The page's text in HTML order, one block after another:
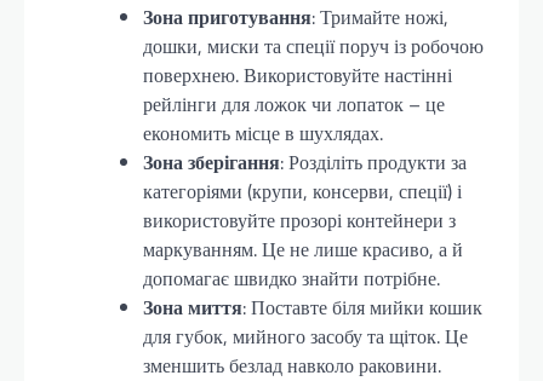
Зона приготування: Тримайте ножі,
дошки, миски та спеції поруч із робочою
поверхнею. Використовуйте настінні
рейлінги для ложок чи лопаток – це
економить місце в шухлядах.
Зона зберігання: Розділіть продукти за
категоріями (крупи, консерви, спеції) і
використовуйте прозорі контейнери з
маркуванням. Це не лише красиво, а й
допомагає швидко знайти потрібне.
Зона миття: Поставте біля мийки кошик
для губок, мийного засобу та щіток. Це
зменшить безлад навколо раковини.